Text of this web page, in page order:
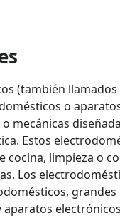
(también
o
mecánicas
Estos
cocina, limpieza o
Los
grandes